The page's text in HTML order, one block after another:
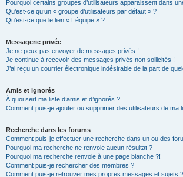
Pourquoi certains groupes d’utilisateurs apparaissent dans
Qu’est-ce qu’un « groupe d’utilisateurs par défaut » ?
Qu’est-ce que le lien « L’équipe » ?
Messagerie privée
Je ne peux pas envoyer de messages privés !
Je continue à recevoir des messages privés non sollicités !
J’ai reçu un courrier électronique indésirable de la part de
Amis et ignorés
À quoi sert ma liste d’amis et d’ignorés ?
Comment puis-je ajouter ou supprimer des utilisateurs de ma
Recherche dans les forums
Comment puis-je effectuer une recherche dans un ou des
Pourquoi ma recherche ne renvoie aucun résultat ?
Pourquoi ma recherche renvoie à une page blanche ?!
Comment puis-je rechercher des membres ?
Comment puis-je retrouver mes propres messages et sujets ?